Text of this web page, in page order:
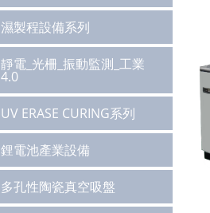
濕製程設備系列
靜電_光柵_振動監測_工業
4.0
UV ERASE CURING系列
鋰電池產業設備
多孔性陶瓷真空吸盤